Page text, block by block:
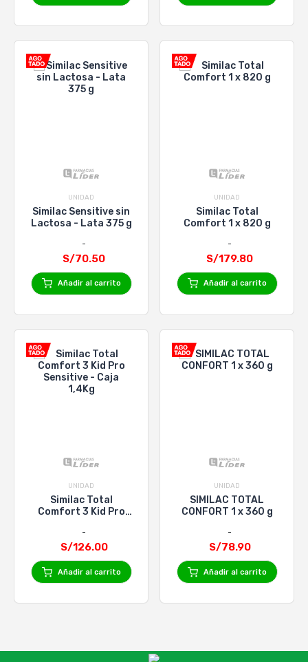
UNIDAD
Similac Sensitive sin
Lactosa - Lata 375 g
S/70.50
Añadir al carrito
UNIDAD
Similac Total
Comfort 1 x 820 g
S/179.80
Añadir al carrito
UNIDAD
Similac Total
Comfort 3 Kid Pro
S/126.00
Añadir al carrito
UNIDAD
SIMILAC TOTAL
CONFORT 1 x 360 g
S/78.90
Añadir al carrito